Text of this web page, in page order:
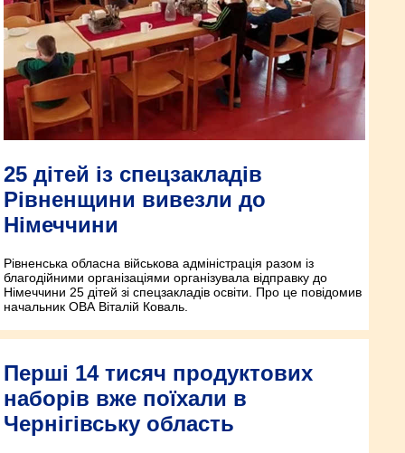
25 дітей із спецзакладів
Рівненщини вивезли до
Німеччини
Рівненська обласна військова адміністрація разом із
благодійними організаціями організувала відправку до
Німеччини 25 дітей зі спецзакладів освіти. Про це повідомив
начальник ОВА Віталій Коваль.
Перші 14 тисяч продуктових
наборів вже поїхали в
Чернігівську область